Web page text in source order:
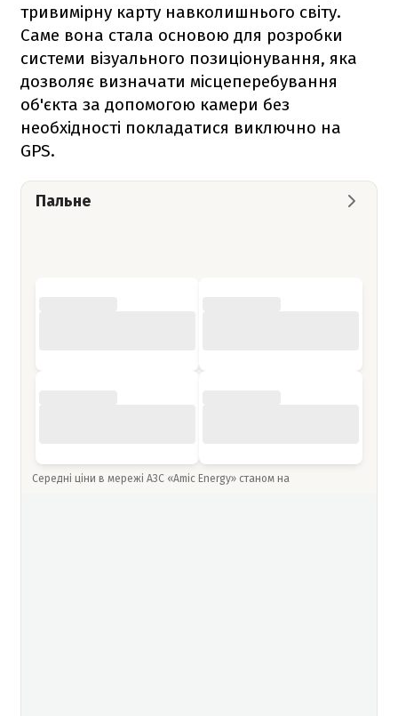
тривимірну карту навколишнього світу.
Саме вона стала основою для розробки
системи візуального позиціонування, яка
дозволяє визначати місцеперебування
об'єкта за допомогою камери без
необхідності покладатися виключно на
GPS.
Пальне
Середні ціни в мережі АЗС «Amic Energy» станом на